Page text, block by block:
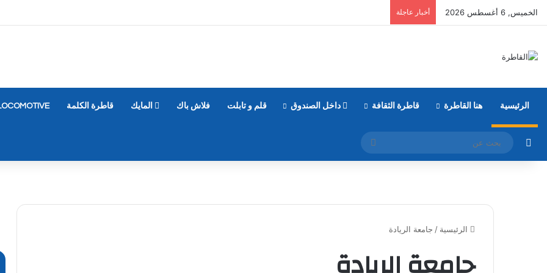
الخميس, 6 أغسطس 2026 أخبار عاجلة
الرئيسية هنا القاطرة قاطرة الثقافة داخل الصندوق قلم و تابلت فلاش باك المايك قاطرة الكلمة
مقال عشوائي
بحث
عن
الرئيسية / جامعة الريادة